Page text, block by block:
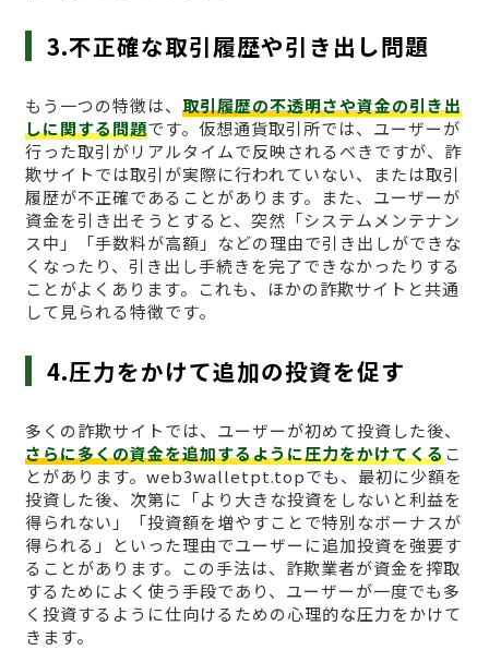
3.不正確な取引履歴や引き出し問題
もう一つの特徴は、 取引履歴の不透明さや資金の引き出
しに関する問題です。仮想通貨取引所では、ユーザーが
行った取引がリアルタイムで反映されるべきですが、詐
欺サイトでは取引が実際に行われていない、または取引
履歴が不正確であることがあります。また、ユーザーが
資金を引き出そうとすると、突然「システムメンテナン
ス中」「手数料が高額」などの理由で引き出しができな
くなったり、引き出し手続きを完了できなかったりする
ことがよくあります。これも、ほかの詐欺サイトと共通
して見られる特徴です。
4.圧力をかけて追加の投資を促す
多くの詐欺サイトでは、ユーザーが初めて投資した後、
さらに多くの資金を追加するように圧力をかけてくるこ
とがあります。web3walletpt.topでも、最初に少額を
投資した後、次第に「より大きな投資をしないと利益を
得られない」「投資額を増やすことで特別なボーナスが
得られる」といった理由でユーザーに追加投資を強要す
ることがあります。この手法は、詐欺業者が資金を搾取
するためによく使う手段であり、ユーザーが一度でも多
く投資するように仕向けるための心理的な圧力をかけて
きます。